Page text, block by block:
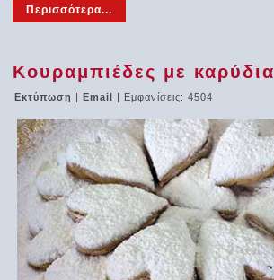
Περισσότερα...
Κουραμπιέδες με καρύδια
Εκτύπωση |Email | Εμφανίσεις: 4504